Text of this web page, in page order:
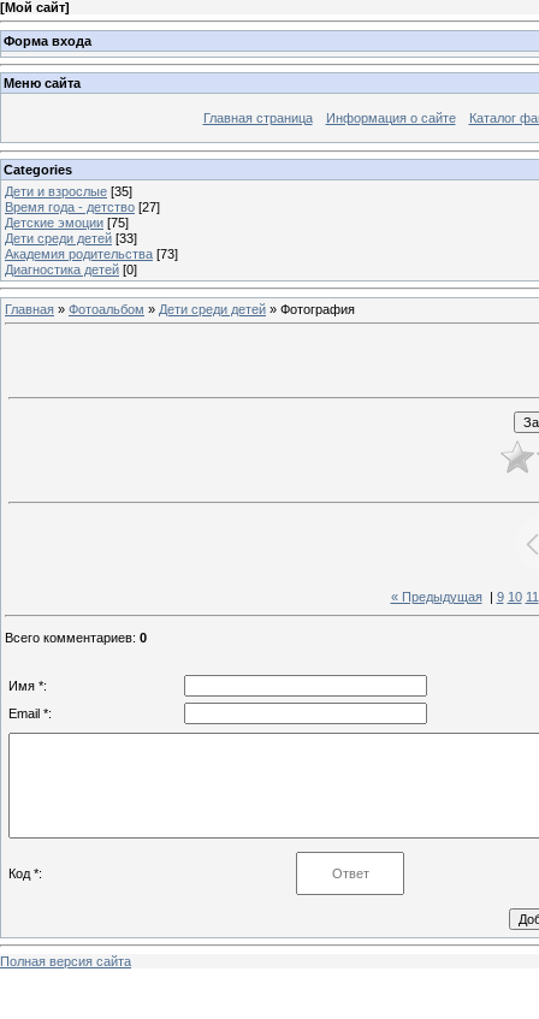
[Мой сайт]
Форма входа
Меню сайта
Главная страница Информация о сайте Каталог
Categories
Дети и взрослые [35]
Время года - детство [27]
Детские эмоции [75]
Дети среди детей [33]
Академия родительства [73]
Диагностика детей [0]
Главная » Фотоальбом » Дети среди детей » Фотография
« Предыдущая| 9 10 11
Всего комментариев: 0
Имя *:
Email *:
Код *:
Полная версия сайта